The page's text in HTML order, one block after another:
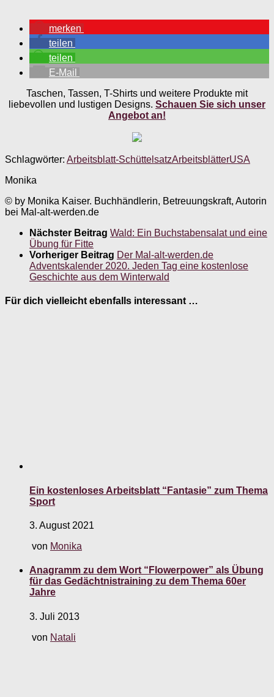
merken
teilen
teilen
E-Mail
Taschen, Tassen, T-Shirts und weitere Produkte mit
liebevollen und lustigen Designs. Schauen Sie sich unser
Angebot an!
Schlagwörter: Arbeitsblatt-SchüttelsatzArbeitsblätterUSA
Monika
© by Monika Kaiser. Buchhändlerin, Betreuungskraft, Autorin
bei Mal-alt-werden.de
Nächster Beitrag Wald: Ein Buchstabensalat und eine
Übung für Fitte
Vorheriger Beitrag Der Mal-alt-werden.de
Adventskalender 2020. Jeden Tag eine kostenlose
Geschichte aus dem Winterwald
Für dich vielleicht ebenfalls interessant …
Ein kostenloses Arbeitsblatt “Fantasie” zum Thema
Sport
3. August 2021
von Monika
Anagramm zu dem Wort “Flowerpower” als Übung
für das Gedächtnistraining zu dem Thema 60er
Jahre
3. Juli 2013
von Natali